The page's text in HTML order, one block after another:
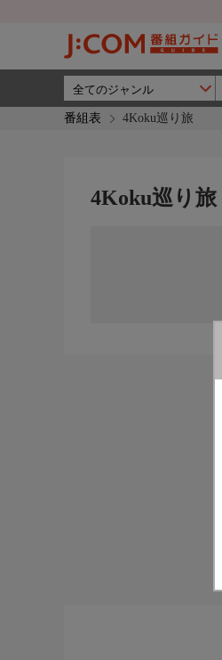
番組表 4Koku巡り旅
4Koku巡り旅